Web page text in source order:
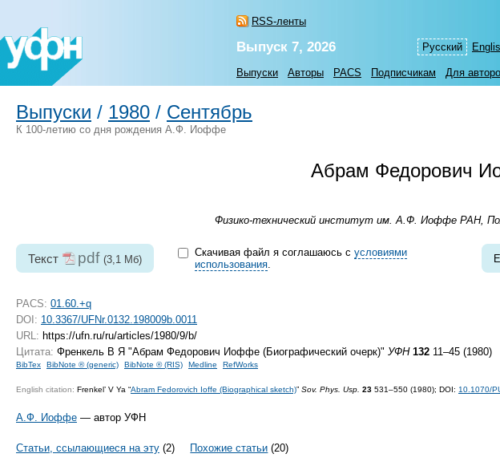
RSS-ленты
Русский
Выпуск 7, 2026
Выпуски Авторы PACS Подписчикам Для
Выпуски / 1980 / Сентябрь
К 100-летию со дня рождения А.Ф. Иоффе
Абрам Федорович
Физико-технический институт им. А.Ф. Иоффе РАН,
Текст pdf (3,1 Мб)
Скачивая файл я соглашаюсь с условиями
использования.
PACS: 01.60.+q
DOI: 10.3367/UFNr.0132.198009b.0011
URL: https://ufn.ru/ru/articles/1980/9/b/
Цитата: Френкель В Я "Абрам Федорович Иоффе (Биографический очерк)" УФН 132 11–45 (1980)
BibTex BibNote ® (generic) BibNote ® (RIS) Medline RefWorks
English citation: Frenkel’ V Ya “Abram Fedorovich Ioffe (Biographical sketch)” Sov. Phys. Usp. 23 531–550 (1980); DOI: 10.1070/
А.Ф. Иоффе — автор УФН
Статьи, ссылающиеся на эту (2) Похожие статьи (20)